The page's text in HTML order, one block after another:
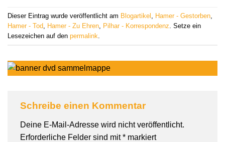
Dieser Eintrag wurde veröffentlicht am Blogartikel Hamer - Gestorben
Hamer - Tod Hamer - Zu Ehren Pilhar - Korrespondenz . Setze ein
Lesezeichen auf den permalink
Schreibe einen Kommentar
Deine E-Mail-Adresse wird nicht veröffentlicht.
Erforderliche Felder sind mit* markiert